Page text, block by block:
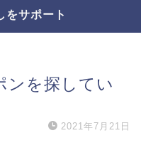
をサポート
ンを探してい
2021年7月21日